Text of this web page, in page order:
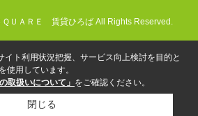
ＵＡＲＥ 賃貸ひろば All Rights Reserved.
イト利用状況把握、サービス向上検討を目的と
使用しています。
取扱いについて」 をご確認ください。
閉じる